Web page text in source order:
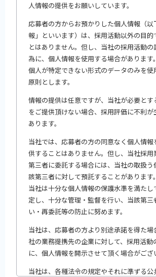
人情報の提供をお願いしています。
応募者の方からお預かりした個人情報（以
報」といいます）は、採用活動以外の目的
とはありません。但し、当社の採用活動の
為に、個人情報を使用する場合があります
個人が特定できない形式のデータのみを使
原則とします。
情報の提供は任意ですが、当社が必要とす
をご提供頂けない場合、採用評価に不利
あります。
当社では、応募者の方の同意なく個人情報
供することはありません。但し、当社採用
第三者に委託する場合には、当社の取扱う
該第三者に対して預託することがあります
当社は十分な個人情報の保護水準を満たし
定し、十分な管理・監督を行い、当該第三
い・再委託等の防止に努めます。
当社は、応募者の方より別途承諾を得た場
社の業務提携先の企業に対して、採用活動
に、個人情報を開示させて頂く場合がござ
当社は、各種法令の規定やそれに準ずる公